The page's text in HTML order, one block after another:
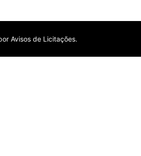
Avisos de Licitações.